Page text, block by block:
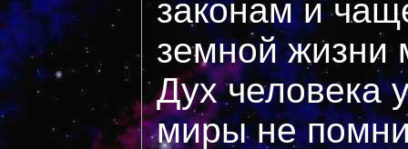
законам и
земной жизни
Дух человека
миры не